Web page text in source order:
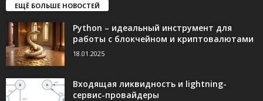
ЕЩЁ БОЛЬШЕ НОВОСТЕЙ
Python – идеальный инструмент для
работы с блокчейном и криптовалютами
18.01.2025
Входящая ликвидность и lightning-
сервис-провайдеры